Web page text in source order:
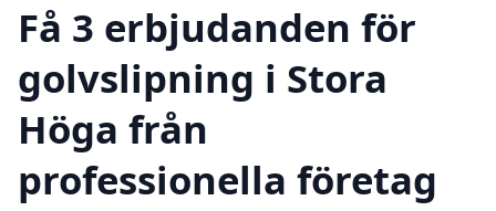
Få 3 erbjudanden för
golvslipning i Stora
Höga från
professionella företag